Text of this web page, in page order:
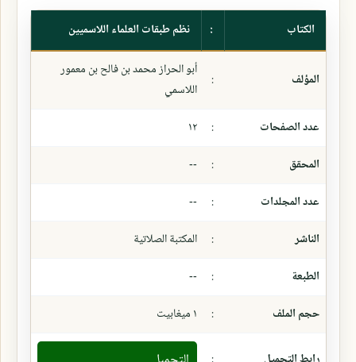
الكتاب : نظم طبقات العلماء اللاسميين
المؤلف :
أبو الحراز محمد بن فالح بن معمور
اللاسمي
عدد الصفحات
:
١٢
المحقق
:
--
عدد المجلدات
:
--
الناشر
:
المكتبة الصلاتية
الطبعة
:
--
حجم الملف
: ١ ميغابيت